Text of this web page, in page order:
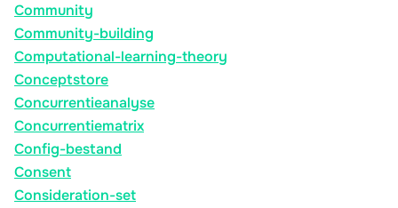
Community
Community-building
Computational-learning-theory
Conceptstore
Concurrentieanalyse
Concurrentiematrix
Config-bestand
Consent
Consideration-set